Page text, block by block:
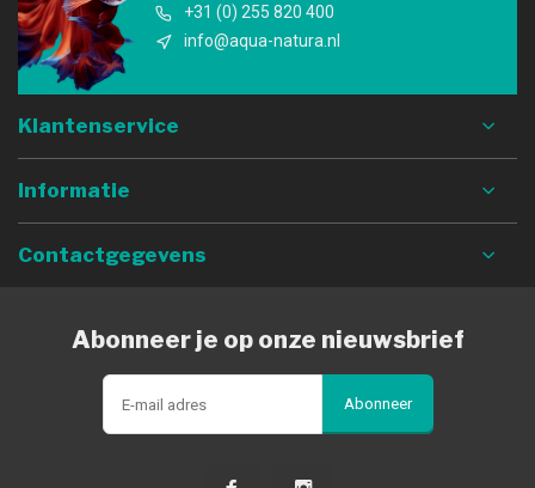
+31 (0) 255 820 400
info@aqua-natura.nl
Klantenservice
Informatie
Contactgegevens
Abonneer je op onze nieuwsbrief
Abonneer